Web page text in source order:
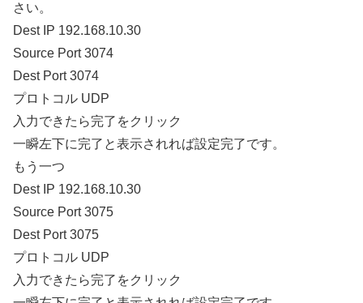
さい。
Dest IP 192.168.10.30
Source Port 3074
Dest Port 3074
プロトコル UDP
入力できたら完了をクリック
一瞬左下に完了と表示されれば設定完了です。
もう一つ
Dest IP 192.168.10.30
Source Port 3075
Dest Port 3075
プロトコル UDP
入力できたら完了をクリック